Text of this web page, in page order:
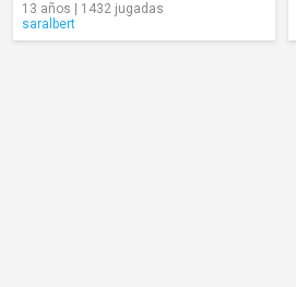
13 años | 1432 jugadas
saralbert